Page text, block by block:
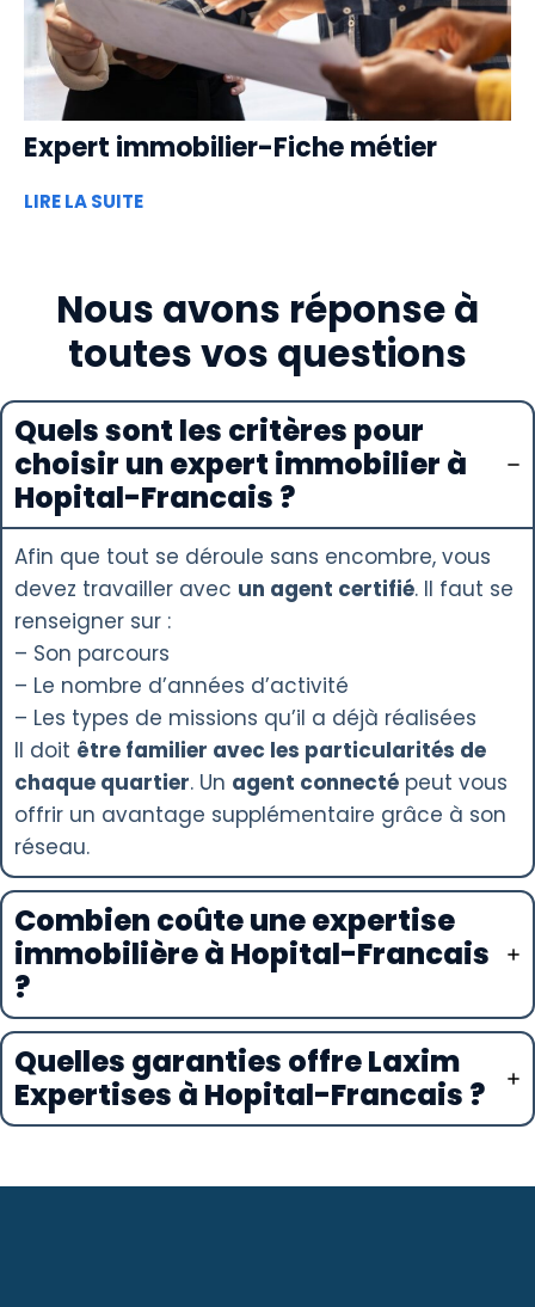
Expert immobilier-Fiche métier
LIRE LA SUITE
Nous avons réponse à
toutes vos questions
Quels sont les critères pour
choisir un expert immobilier à
Hopital-Francais ?
Afin que tout se déroule sans encombre, vous
devez travailler avec un agent certifié. Il faut se
renseigner sur :
– Son parcours
– Le nombre d’années d’activité
– Les types de missions qu’il a déjà réalisées
Il doit être familier avec les particularités de
chaque quartier. Un agent connecté peut vous
offrir un avantage supplémentaire grâce à son
réseau.
Combien coûte une expertise
immobilière à Hopital-Francais
?
Quelles garanties offre Laxim
Expertises à Hopital-Francais ?